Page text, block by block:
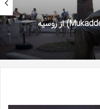
نور سورر با فیلم «مقدرات» (Mukadderat) از روسیه